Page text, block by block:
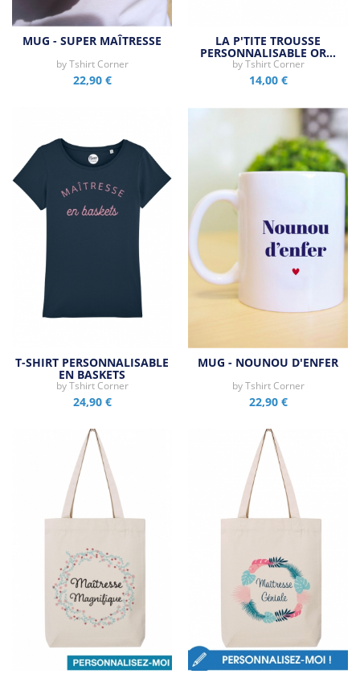
MUG - SUPER MAÎTRESSE
byTshirt Corner
22,90 €
LA P'TITE TROUSSE
PERSONNALISABLE OR…
byTshirt Corner
14,00 €
T-SHIRT PERSONNALISABLE
EN BASKETS
byTshirt Corner
24,90 €
MUG - NOUNOU D'ENFER
byTshirt Corner
22,90 €